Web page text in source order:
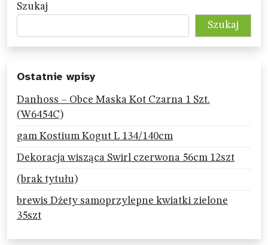
Szukaj
Szukaj
Ostatnie wpisy
Danhoss – Obce Maska Kot Czarna 1 Szt.
(W6454C)
gam Kostium Kogut L 134/140cm
Dekoracja wisząca Swirl czerwona 56cm 12szt
(brak tytułu)
brewis Dżety samoprzylepne kwiatki zielone
35szt